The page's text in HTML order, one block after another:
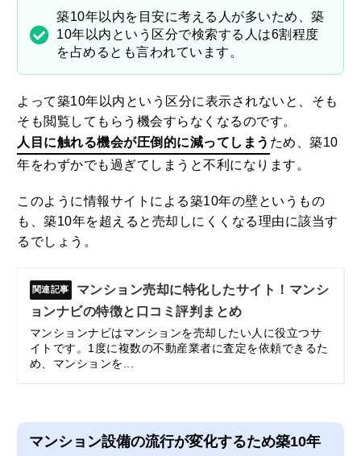
築10年以内を目安に考える人が多いため、築
10年以内という区分で検索する人は6割程度
を占めるとも言われています。
よって築10年以内という区分に表示されないと、そも
そも閲覧してもらう機会すらなくなるのです。
人目に触れる機会が圧倒的に減ってしまう ため、築10
年をわずかでも過ぎてしまうと不利になります。
このように情報サイトによる築10年の壁というもの
も、築10年を超えると売却しにくくなる理由に該当す
るでしょう。
マンション売却に特化したサイト！マンシ
ョンナビの特徴と口コミ評判まとめ
マンションナビはマンションを売却したい人に役立つサ
イトです。1度に複数の不動産業者に査定を依頼できるた
め、マンションを...
マンション設備の流行が変化するため築10年